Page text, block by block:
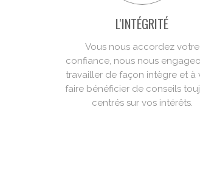
L'INTÉGRITÉ
Vous nous accordez votre
confiance, nous nous
travailler de façon intègre et à
faire bénéficier de conseils
centrés sur vos intérêts.